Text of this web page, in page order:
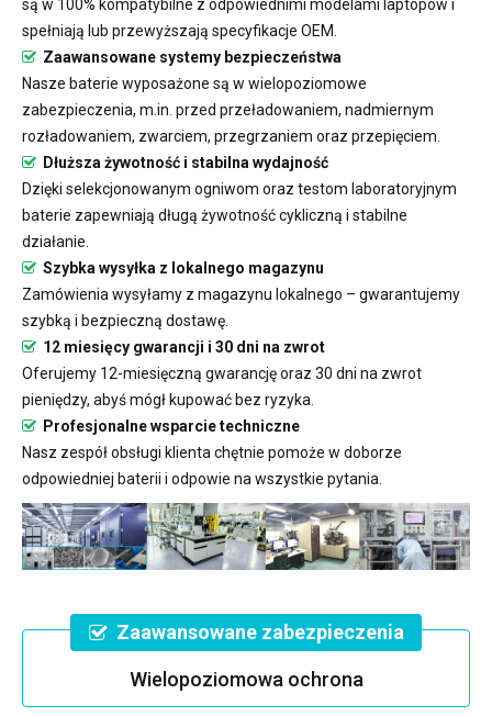
są w 100% kompatybilne z odpowiednimi modelami laptopów i
spełniają lub przewyższają specyfikacje OEM.
Zaawansowane systemy bezpieczeństwa
Nasze baterie wyposażone są w wielopoziomowe
zabezpieczenia, m.in. przed przeładowaniem, nadmiernym
rozładowaniem, zwarciem, przegrzaniem oraz przepięciem.
Dłuższa żywotność i stabilna wydajność
Dzięki selekcjonowanym ogniwom oraz testom laboratoryjnym
baterie zapewniają długą żywotność cykliczną i stabilne
działanie.
Szybka wysyłka z lokalnego magazynu
Zamówienia wysyłamy z magazynu lokalnego – gwarantujemy
szybką i bezpieczną dostawę.
12 miesięcy gwarancji i 30 dni na zwrot
Oferujemy 12-miesięczną gwarancję oraz 30 dni na zwrot
pieniędzy, abyś mógł kupować bez ryzyka.
Profesjonalne wsparcie techniczne
Nasz zespół obsługi klienta chętnie pomoże w doborze
odpowiedniej baterii i odpowie na wszystkie pytania.
Zaawansowane zabezpieczenia
Wielopoziomowa ochrona